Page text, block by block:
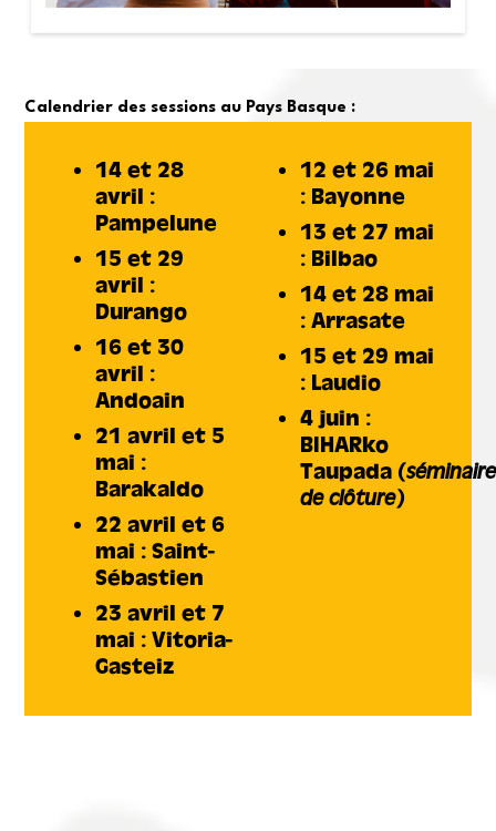
Calendrier des sessions au Pays Basque :
14 et 28
avril :
Pampelune
15 et 29
avril :
Durango
16 et 30
avril :
Andoain
21 avril et 5
mai :
Barakaldo
22 avril et 6
mai : Saint-
Sébastien
23 avril et 7
mai : Vitoria-
Gasteiz
12 et 26 mai
: Bayonne
13 et 27 mai
: Bilbao
14 et 28 mai
: Arrasate
15 et 29 mai
: Laudio
4 juin :
BIHARko
Taupada (séminaire
de clôture)